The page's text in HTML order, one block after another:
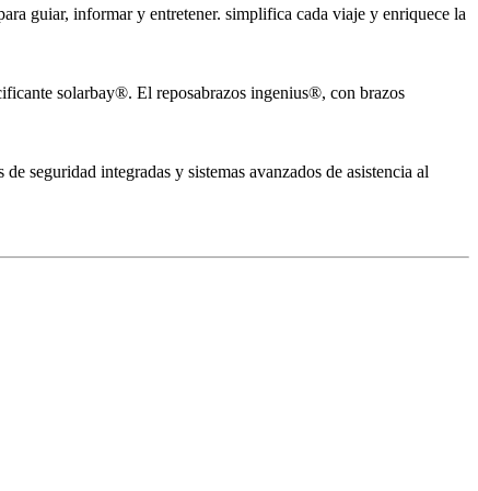
guiar, informar y entretener. simplifica cada viaje y enriquece la
solarbay®. El reposabrazos ingenius®, con brazos
seguridad integradas y sistemas avanzados de asistencia al